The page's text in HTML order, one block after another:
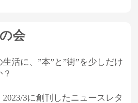
会
活に、”本”と”街”を少しだけ
3に創刊したニュースレタ